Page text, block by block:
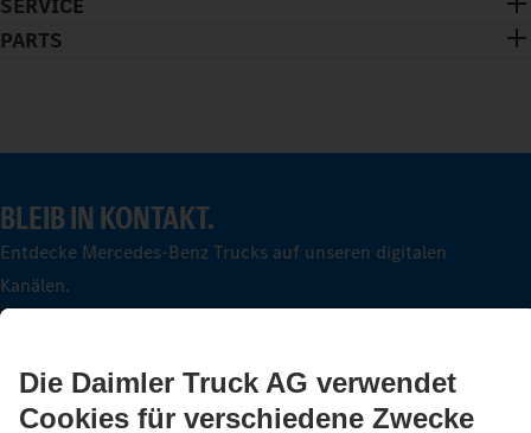
SERVICE
PARTS
BLEIB IN KONTAKT.
Entdecke Mercedes-Benz Trucks auf unseren digitalen
Kanälen.